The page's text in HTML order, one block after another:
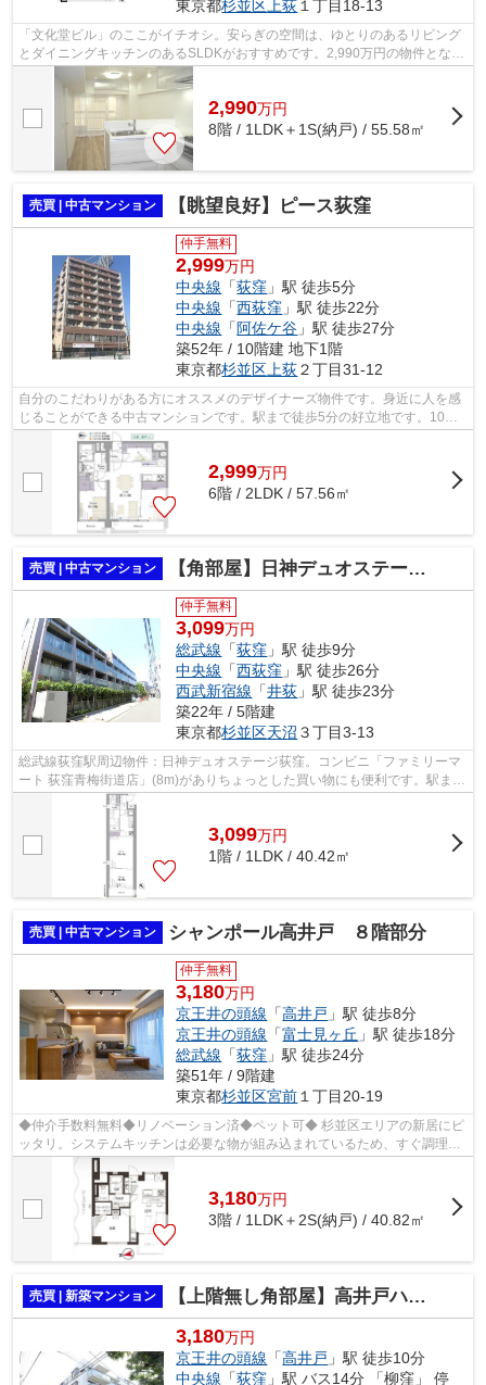
東京都杉並区 上荻 １丁目18-13
「文化堂ビル」のここがイチオシ。安らぎの空間は、ゆとりのあるリビング
とダイニングキッチンのあるSLDKがおすすめです。2,990万円の物件となっ
ており、経済面でも魅力的です。洗濯物...
2,990万円
8階 / 1LDK＋1S(納戸) / 55.58㎡
売買 | 中古マンション 【眺望良好】ピース荻窪
仲手無料
2,999万円
中央線 「荻窪 」駅 徒歩5分
中央線 「西荻窪 」駅 徒歩22分
中央線 「 阿佐ケ谷 」駅 徒歩27分
築52年 / 10階建 地下1階
東京都杉並区 上荻２丁目31-12
自分のこだわりがある方にオススメのデザイナーズ物件です。身近に人を感
じることができる中古マンションです。駅まで徒歩5分の好立地です。10階
建ての物件で周辺環境も良いです。不動...
2,999万円
6階 / 2LDK / 57.56㎡
売買 | 中古マンション 【角部屋】日神デュオステージ荻窪 １階部分
仲手無料
3,099万円
総武線 「荻窪 」駅 徒歩9分
中央線 「西荻窪 」駅 徒歩26分
西武新宿線 「井荻 」駅 徒歩23分
築22年 / 5階建
東京都杉並区天沼 ３丁目3-13
総武線荻窪駅周辺物件：日神デュオステージ荻窪。コンビニ「ファミリーマ
ート 荻窪青梅街道店」(8m)がありちょっとした買い物にも便利です。駅まで
徒歩9分の、魅力的な駅近物件です。...
3,099万円
1階 / 1LDK / 40.42㎡
売買 | 中古マンション シャンポール高井戸 ８階部分
仲手無料
3,180万円
京王井の頭線 「高井戸 」駅 徒歩8分
京王井の頭線 「富士見ヶ丘 」駅 徒歩18分
総武線 「荻窪 」駅 徒歩24分
築51年 / 9階建
東京都杉並区宮前 １丁目20-19
◆仲介手数料無料◆リノベーション済◆ペット可◆ 杉並区エリアの新居にピ
ッタリ。システムキッチンは必要な物が組み込まれているため、すぐ調理で
きます。コストも抑えることができる中古...
3,180万円
3階 / 1LDK＋2S(納戸) / 40.82㎡
売買 | 新築マンション 【上階無し角部屋】高井戸ハウス
3,180万円
京王井の頭線 「高井戸 」駅 徒歩10分
中央線 「荻窪 」駅 バス14分 「柳窪」 停